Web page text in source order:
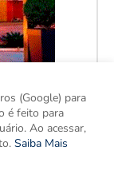
(Google) para
é feito para
Ao acessar,
Saiba Mais